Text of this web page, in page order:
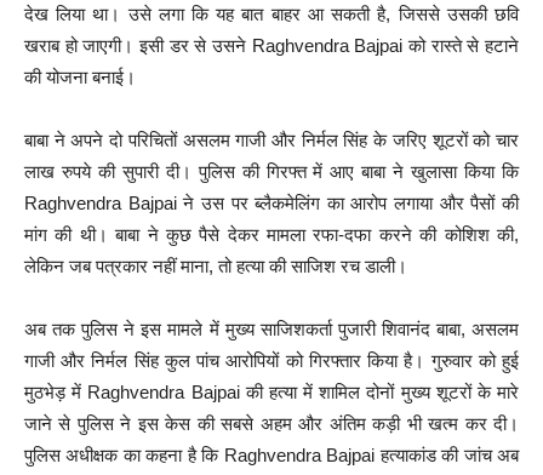
देख लिया था। उसे लगा कि यह बात बाहर आ सकती है, जिससे उसकी छवि
खराब हो जाएगी। इसी डर से उसने Raghvendra Bajpai को रास्ते से हटाने
की योजना बनाई।
बाबा ने अपने दो परिचितों असलम गाजी और निर्मल सिंह के जरिए शूटरों को चार
लाख रुपये की सुपारी दी। पुलिस की गिरफ्त में आए बाबा ने खुलासा किया कि
Raghvendra Bajpai ने उस पर ब्लैकमेलिंग का आरोप लगाया और पैसों की
मांग की थी। बाबा ने कुछ पैसे देकर मामला रफा-दफा करने की कोशिश की,
लेकिन जब पत्रकार नहीं माना, तो हत्या की साजिश रच डाली।
अब तक पुलिस ने इस मामले में मुख्य साजिशकर्ता पुजारी शिवानंद बाबा, असलम
गाजी और निर्मल सिंह कुल पांच आरोपियों को गिरफ्तार किया है। गुरुवार को हुई
मुठभेड़ में Raghvendra Bajpai की हत्या में शामिल दोनों मुख्य शूटरों के मारे
जाने से पुलिस ने इस केस की सबसे अहम और अंतिम कड़ी भी खत्म कर दी।
पुलिस अधीक्षक का कहना है कि Raghvendra Bajpai हत्याकांड की जांच अब